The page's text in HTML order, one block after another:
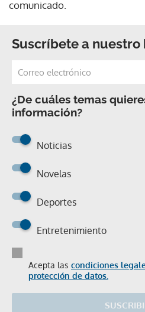
comunicado.
Suscríbete a nuestro
¿De cuáles temas
información?
Noticias
Novelas
Deportes
Entretenimiento
Acepta las condiciones
protección de datos.